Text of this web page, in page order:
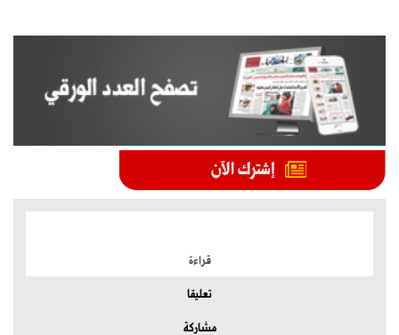
قراءة
تعليقا
مشاركة